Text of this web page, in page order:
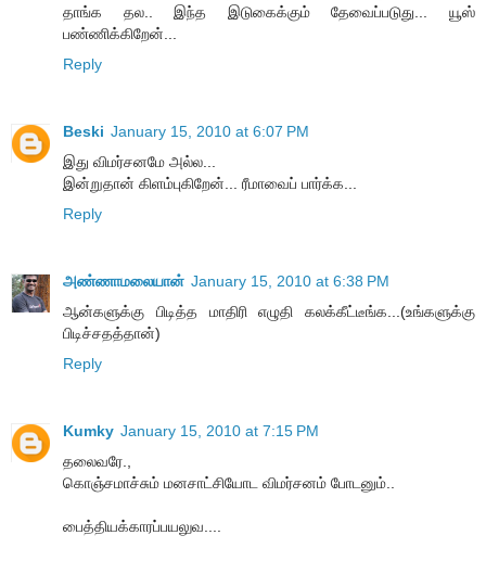
தாங்க தல.. இந்த இடுகைக்கும் தேவைப்படுது... யூஸ்
பண்ணிக்கிறேன்...
Reply
Beski January 15, 2010 at 6:07 PM
இது விமர்சனமே அல்ல...
இன்றுதான் கிளம்புகிறேன்... ரீமாவைப் பார்க்க...
Reply
அண்ணாமலையான் January 15, 2010 at 6:38 PM
ஆன்களுக்கு பிடித்த மாதிரி எழுதி கலக்கீட்டீங்க...(உங்களுக்கு
பிடிச்சதத்தான்)
Reply
Kumky January 15, 2010 at 7:15 PM
தலைவரே.,
கொஞ்சமாச்சும் மனசாட்சியோட விமர்சனம் போடனும்..
பைத்தியக்காரப்பயலுவ....